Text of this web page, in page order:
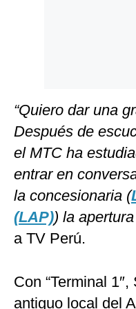
“Quiero dar una
Después de
el MTC ha
entrar en
la concesionaria (
(LAP)) la
a TV Perú.
Con “Terminal
antiguo local del